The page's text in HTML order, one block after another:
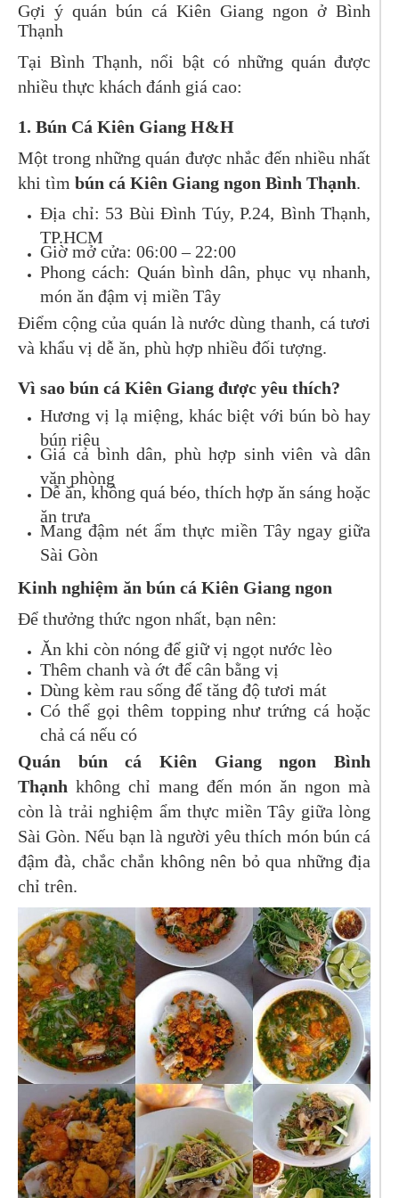
Gợi ý quán bún cá Kiên Giang ngon ở Bình
Thạnh
Tại Bình Thạnh, nổi bật có những quán được
nhiều thực khách đánh giá cao:
1. Bún Cá Kiên Giang H&H
Một trong những quán được nhắc đến nhiều nhất
khi tìm bún cá Kiên Giang ngon Bình Thạnh.
Địa chỉ: 53 Bùi Đình Túy, P.24, Bình Thạnh,
TP.HCM
Giờ mở cửa: 06:00 – 22:00
Phong cách: Quán bình dân, phục vụ nhanh,
món ăn đậm vị miền Tây
Điểm cộng của quán là nước dùng thanh, cá tươi
và khẩu vị dễ ăn, phù hợp nhiều đối tượng.
Vì sao bún cá Kiên Giang được yêu thích?
Hương vị lạ miệng, khác biệt với bún bò hay
bún riêu
Giá cả bình dân, phù hợp sinh viên và dân
văn phòng
Dễ ăn, không quá béo, thích hợp ăn sáng hoặc
ăn trưa
Mang đậm nét ẩm thực miền Tây ngay giữa
Sài Gòn
Kinh nghiệm ăn bún cá Kiên Giang ngon
Để thưởng thức ngon nhất, bạn nên:
Ăn khi còn nóng để giữ vị ngọt nước lèo
Thêm chanh và ớt để cân bằng vị
Dùng kèm rau sống để tăng độ tươi mát
Có thể gọi thêm topping như trứng cá hoặc
chả cá nếu có
Quán bún cá Kiên Giang ngon Bình
Thạnh không chỉ mang đến món ăn ngon mà
còn là trải nghiệm ẩm thực miền Tây giữa lòng
Sài Gòn. Nếu bạn là người yêu thích món bún cá
đậm đà, chắc chắn không nên bỏ qua những địa
chỉ trên.